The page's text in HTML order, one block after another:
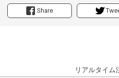
Share
リアルタイム